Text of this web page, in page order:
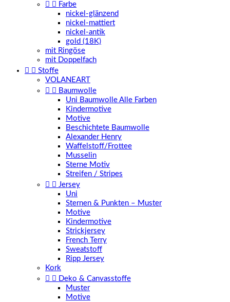
  Farbe
nickel-glänzend
nickel-mattiert
nickel-antik
gold (18K)
mit Ringöse
mit Doppelfach
  Stoffe
VOLANEART
  Baumwolle
Uni Baumwolle Alle Farben
Kindermotive
Motive
Beschichtete Baumwolle
Alexander Henry
Waffelstoff/Frottee
Musselin
Sterne Motiv
Streifen / Stripes
  Jersey
Uni
Sternen & Punkten – Muster
Motive
Kindermotive
Strickjersey
French Terry
Sweatstoff
Ripp Jersey
Kork
  Deko & Canvasstoffe
Muster
Motive